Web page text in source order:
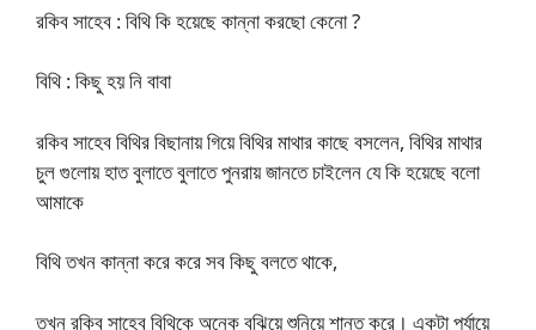
রকিব সাহেব : বিথি কি হয়েছে কান্না করছো কেনো ?
বিথি : কিছু হয় নি বাবা
রকিব সাহেব বিথির বিছানায় গিয়ে বিথির মাথার কাছে বসলেন, বিথির মাথার
চুল গুলোয় হাত বুলাতে বুলাতে পুনরায় জানতে চাইলেন যে কি হয়েছে বলো
আমাকে
বিথি তখন কান্না করে করে সব কিছু বলতে থাকে,
তখন রকিব সাহেব বিথিকে অনেক বুঝিয়ে শুনিয়ে শান্ত করে। একটা পর্যায়ে